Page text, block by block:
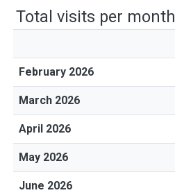
Total visits per month
February 2026
March 2026
April 2026
May 2026
June 2026